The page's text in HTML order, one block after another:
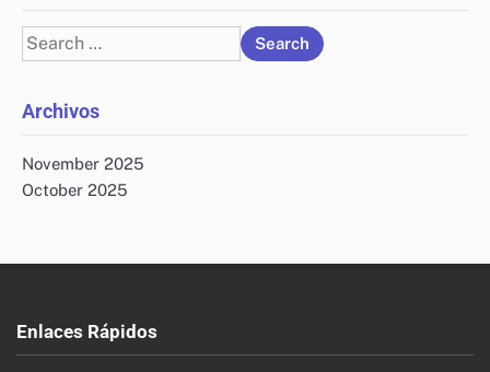
Search
for:
Archivos
November 2025
October 2025
Enlaces Rápidos